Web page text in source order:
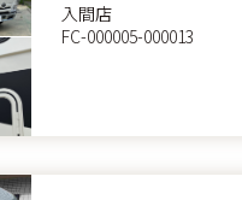
入間店
FC-000005-000013